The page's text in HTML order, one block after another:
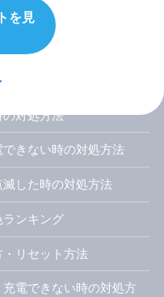
を試した感想
の対処方法
きない時の対処方法
した時の対処方法
ランキング
リセット方法
電できない時の対処方
を見